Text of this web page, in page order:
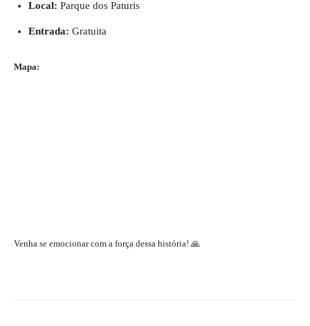
Local: Parque dos Paturis
Entrada: Gratuita
Mapa:
Venha se emocionar com a força dessa história! 🙏